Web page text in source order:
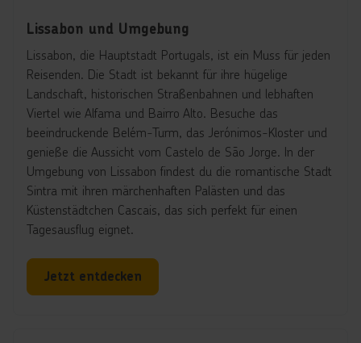
Lissabon und Umgebung
Lissabon, die Hauptstadt Portugals, ist ein Muss für jeden
Reisenden. Die Stadt ist bekannt für ihre hügelige
Landschaft, historischen Straßenbahnen und lebhaften
Viertel wie Alfama und Bairro Alto. Besuche das
beeindruckende Belém-Turm, das Jerónimos-Kloster und
genieße die Aussicht vom Castelo de São Jorge. In der
Umgebung von Lissabon findest du die romantische Stadt
Sintra mit ihren märchenhaften Palästen und das
Küstenstädtchen Cascais, das sich perfekt für einen
Tagesausflug eignet.
Jetzt entdecken